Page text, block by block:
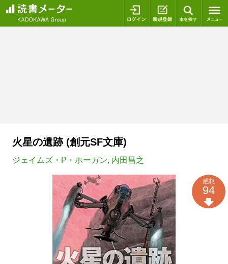
ログイン 新規登録
火星の遺跡 (創元SF文庫)
ジェイムズ・P・ホーガン, 内田昌之
感想
94